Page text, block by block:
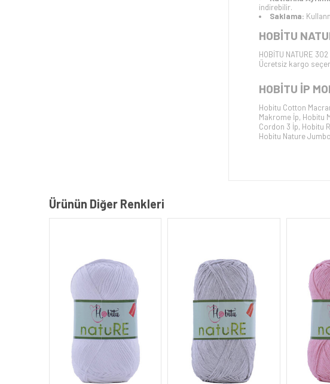
indirebilir.
Saklama:
HOBİTU
HOBİTU NATURE 302
Ücretsiz kargo
HOBİTU İP
Hobitu Cotton
Makrome İp, Hobitu
Cordon 3 İp, Hobitu
Hobitu Nature
Ürünün Diğer Renkleri